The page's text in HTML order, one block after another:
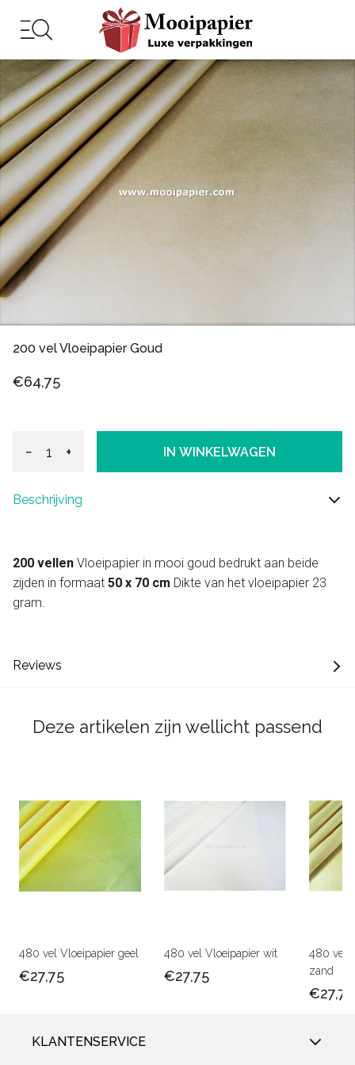
200 vel Vloeipapier Goud
€64,75
− + IN WINKELWAGEN
Beschrijving
200 vellen Vloeipapier in mooi goud bedrukt aan beide
zijden in formaat 50 x 70 cm Dikte van het vloeipapier 23
gram.
Reviews
Deze artikelen zijn wellicht passend
480 vel Vloeipapier geel
€27,75
480 vel Vloeipapier wit
€27,75
480 vel
zand
€27,75
KLANTENSERVICE